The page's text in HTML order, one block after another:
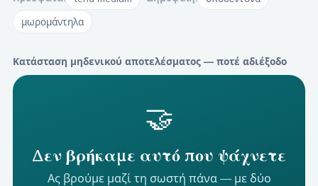
μωρομάντηλα
Κατάσταση μηδενικού αποτελέσματος — ποτέ αδιέξοδο
🤝
Δεν βρήκαμε αυτό που ψάχνετε
Ας βρούμε μαζί τη σωστή πάνα — με δύο